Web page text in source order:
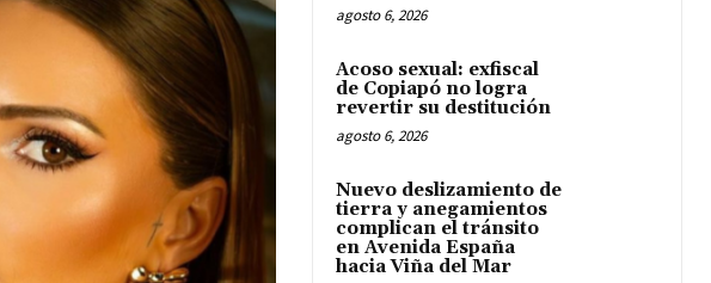
agosto 6, 2026
Acoso sexual: exfiscal
de Copiapó no logra
revertir su destitución
agosto 6, 2026
Nuevo deslizamiento de
tierra y anegamientos
complican el tránsito
en Avenida España
hacia Viña del Mar